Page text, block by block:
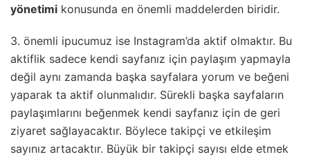
yönetimi konusunda en önemli maddelerden biridir.
3. önemli ipucumuz ise Instagram’da aktif olmaktır. Bu
aktiflik sadece kendi sayfanız için paylaşım yapmayla
değil aynı zamanda başka sayfalara yorum ve beğeni
yaparak ta aktif olunmalıdır. Sürekli başka sayfaların
paylaşımlarını beğenmek kendi sayfanız için de geri
ziyaret sağlayacaktır. Böylece takipçi ve etkileşim
sayınız artacaktır. Büyük bir takipçi sayısı elde etmek